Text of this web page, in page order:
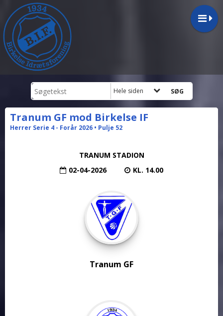
Hele siden
Tranum GF mod Birkelse IF
Herrer Serie 4 - Forår 2026 • Pulje 52
TRANUM STADION
02-04-2026
KL. 14.00
Tranum GF